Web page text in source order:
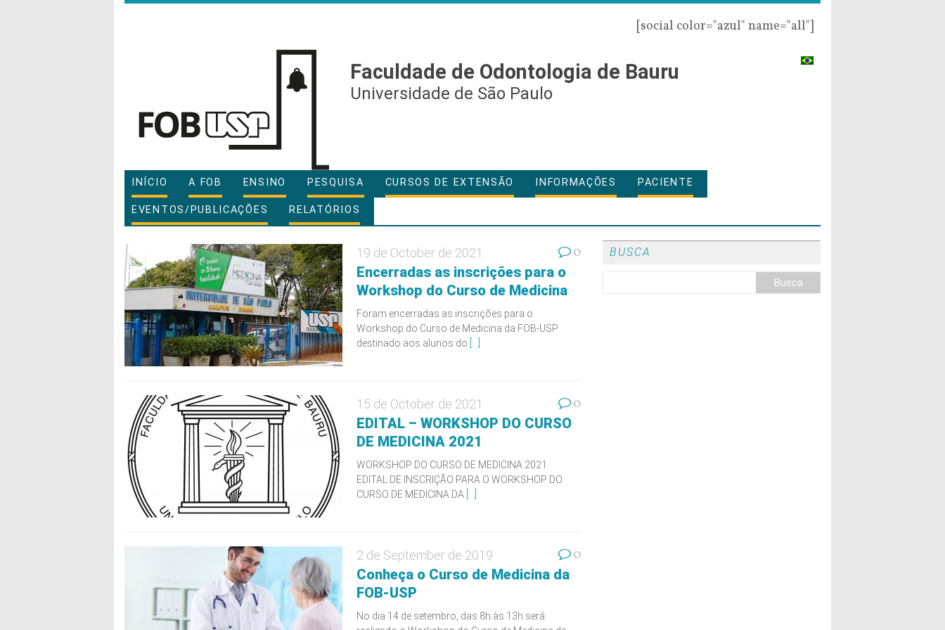
[social color="azul" name="all"]
Faculdade de Odontologia de Bauru
Universidade de São Paulo
INÍCIO A FOB ENSINO PESQUISA CURSOS DE EXTENSÃO INFORMAÇÕES PACIENTE
EVENTOS/PUBLICAÇÕES RELATÓRIOS
19 de October de 2021 0
Encerradas as inscrições para o
Workshop do Curso de Medicina
Foram encerradas as inscrições para o
Workshop do Curso de Medicina da FOB-USP
destinado aos alunos do
15 de October de 2021 0
EDITAL – WORKSHOP DO CURSO
DE MEDICINA 2021
WORKSHOP DO CURSO DE MEDICINA 2021
EDITAL DE INSCRIÇÃO PARA O WORKSHOP DO
CURSO DE MEDICINA DA
2 de September de 2019 0
Conheça o Curso de Medicina da
FOB-USP
No dia 14 de setembro, das 8h às 13h será
BUSCA